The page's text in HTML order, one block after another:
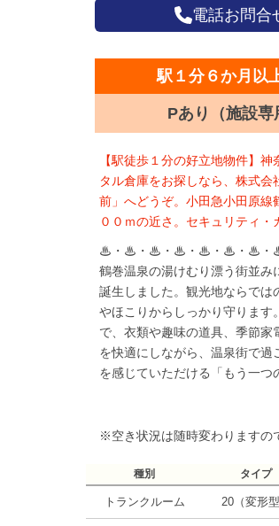
電話お問合
駅１分６か月以
Pあり（施設専
【駅徒歩１分の好立地物件】
タル倉庫をお探しなら、株式
前」へどうぞ。小田急小田原線
００ｍの近さ。セキュリティ
♨・♨・♨・♨・♨・♨・♨
鶴巻温泉の湯けむり漂う街並
誕生しました。観光地ならで
やほこりからしっかり守ります
で、衣類や趣味の道具、季節家
を快適にしながら、温泉街で過
を感じていただける「もう一つ
※空き状況は随時変わりますの
種別 タイプ
トランクルーム 20（変形型